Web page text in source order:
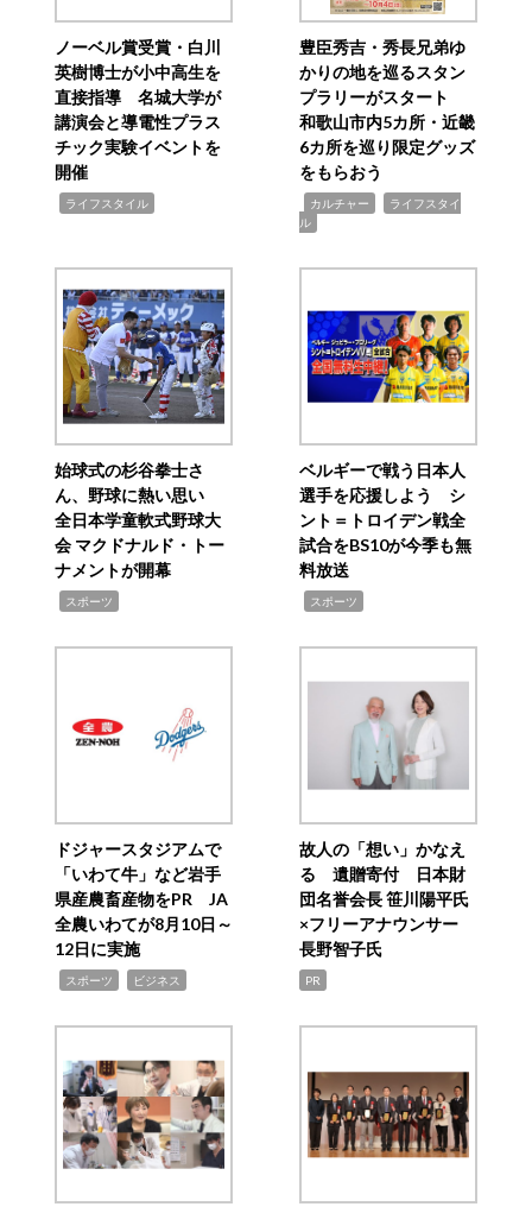
ノーベル賞受賞・白川
英樹博士が小中高生を
直接指導 名城大学が
講演会と導電性プラス
チック実験イベントを
開催
ライフスタイル
豊臣秀吉・秀長兄弟ゆ
かりの地を巡るスタン
プラリーがスタート
和歌山市内5カ所・近畿
6カ所を巡り限定グッズ
をもらおう
カルチャー
ライフスタイ
ル
始球式の杉谷拳士さ
ん、野球に熱い思い
全日本学童軟式野球大
会 マクドナルド・トー
ナメントが開幕
スポーツ
ベルギーで戦う日本人
選手を応援しよう シ
ント＝トロイデン戦全
試合をBS10が今季も無
料放送
スポーツ
ドジャースタジアムで
「いわて牛」など岩手
県産農畜産物をPR JA
全農いわてが8月10日～
12日に実施
スポーツ ビジネス
故人の「想い」かなえ
る 遺贈寄付 日本財
団名誉会長 笹川陽平氏
×フリーアナウンサー
長野智子氏
PR